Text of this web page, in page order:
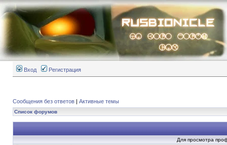
Вход Регистрация
Сообщения без ответов | Активные темы
Список форумов
Для просмотра